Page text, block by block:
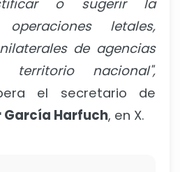
o sugerir la
letales,
de agencias
territorio nacional",
el secretario de
García Harfuch, en X.